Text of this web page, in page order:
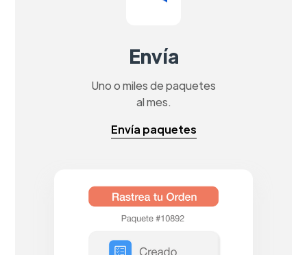
Envía
Uno o miles de paquetes
al mes.
Envía paquetes